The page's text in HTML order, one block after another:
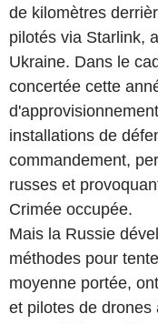
de kilomètres
pilotés via Starlink,
Ukraine. Dans le
concertée cette
installations de
commandement,
russes et
Crimée occupée.
Mais la Russie
méthodes pour
moyenne portée,
et pilotes de drones